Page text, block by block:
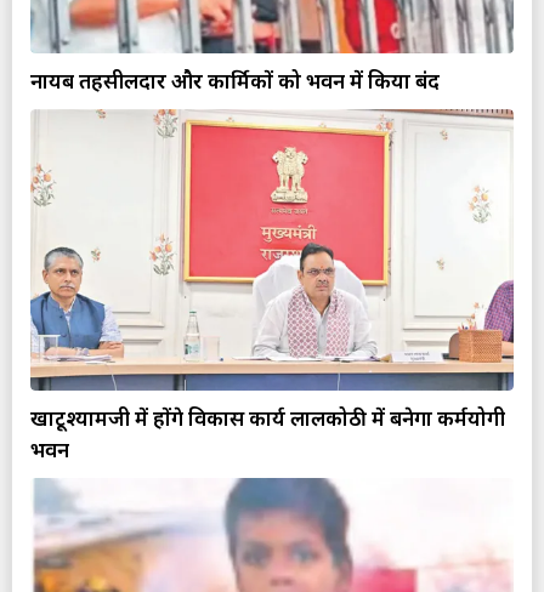
नायब तहसीलदार और कार्मिकों को भवन में किया बंद
खाटूश्यामजी में होंगे विकास कार्य लालकोठी में बनेगा कर्मयोगी
भवन